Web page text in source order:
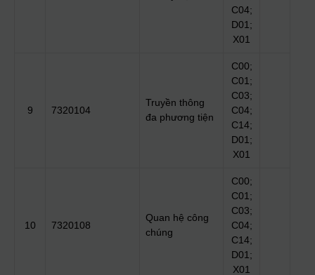
C04;
D01;
X01
9 7320104
Truyền thông
đa phương tiện
C00;
C01;
C03;
C04;
C14;
D01;
X01
10 7320108
Quan hệ công
chúng
C00;
C01;
C03;
C04;
C14;
D01;
X01